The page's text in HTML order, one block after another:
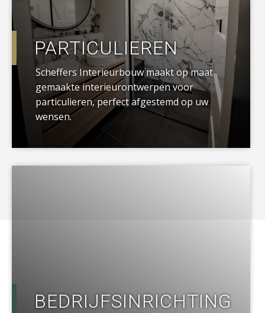
PARTICULIEREN
Scheffers Interieurbouw maakt op maat
gemaakte interieurontwerpen voor
particulieren, perfect afgestemd op uw
wensen.
BEDRIJFSINRICHTING